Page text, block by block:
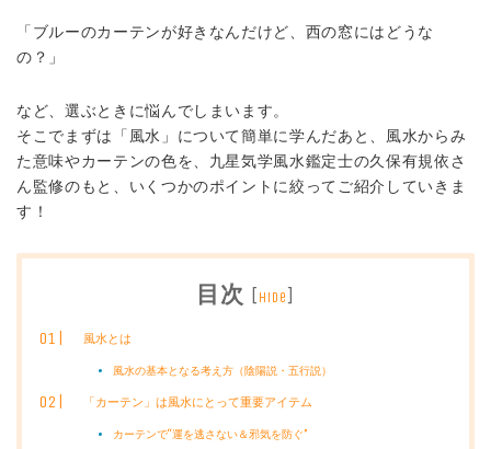
「ブルーのカーテンが好きなんだけど、西の窓にはどうな
の？」
など、選ぶときに悩んでしまいます。
そこでまずは「風水」について簡単に学んだあと、風水からみ
た意味やカーテンの色を、 九星気学風水鑑定士の久保有規依さ
ん監修のもと、いくつかのポイントに絞ってご紹介していきま
す！
目次 [hide]
風水とは
風水の基本となる考え方（陰陽説・五行説）
「カーテン」は風水にとって重要アイテム
カーテンで“運を逃さない＆邪気を防ぐ”